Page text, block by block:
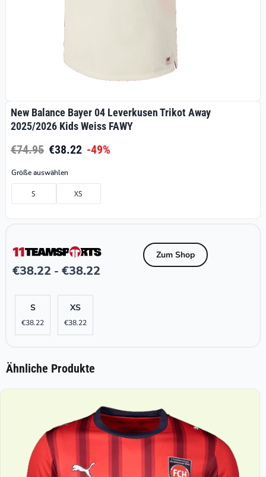
New Balance Bayer 04 Leverkusen Trikot Away
2025/2026 Kids Weiss FAWY
€74.95 €38.22 -49%
Größe auswählen
S XS
€38.22 - €38.22
Zum Shop
S
€38.22
XS
€38.22
Ähnliche Produkte